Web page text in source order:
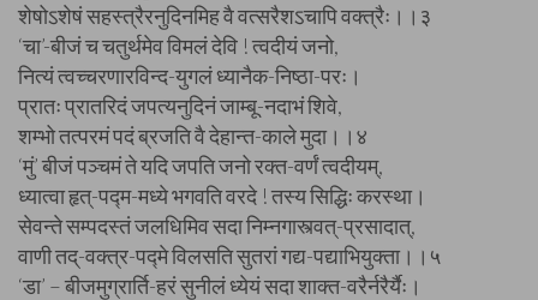
शेषोऽशेषं सहस्त्रैरनुदिनमिह वै वत्सरैशऽचापि वक्त्रैः।।३
‘चा’-बीजं च चतुर्थमेव विमलं देवि ! त्वदीयं जनो,
नित्यं त्वच्चरणारविन्द-युगलं ध्यानैक-निष्ठा-परः।
प्रातः प्रातरिदं जपत्यनुदिनं जाम्बू-नदाभं शिवे,
शम्भो तत्परमं पदं ब्रजति वै देहान्त-काले मुदा।।४
‘मुं’ बीजं पञ्चमं ते यदि जपति जनो रक्त-वर्णं त्वदीयम्,
ध्यात्वा हृत्-पद्म-मध्ये भगवति वरदे ! तस्य सिद्धिः करस्था।
सेवन्ते सम्पदस्तं जलधिमिव सदा निम्नगास्त्वत्-प्रसादात्,
वाणी तद्-वक्त्र-पद्मे विलसति सुतरां गद्य-पद्याभियुक्ता।।५
‘डा’ – बीजमुग्रार्ति-हरं सुनीलं ध्येयं सदा शाक्त-वरैर्नरैर्यैः।